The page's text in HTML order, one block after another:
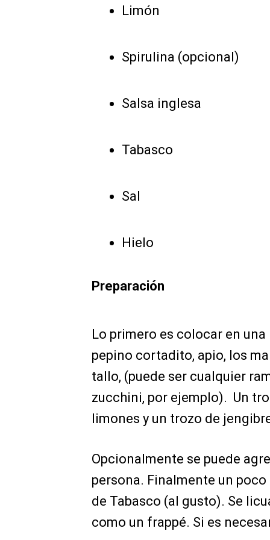
Limón
Spirulina (opcional)
Salsa inglesa
Tabasco
Sal
Hielo
Preparación
Lo primero es colocar en
pepino cortadito, apio, los
tallo, (puede ser cualquier
zucchini, por ejemplo). Un
limones y un trozo de
Opcionalmente se puede
persona. Finalmente un
de Tabasco (al gusto). Se
como un frappé. Si es